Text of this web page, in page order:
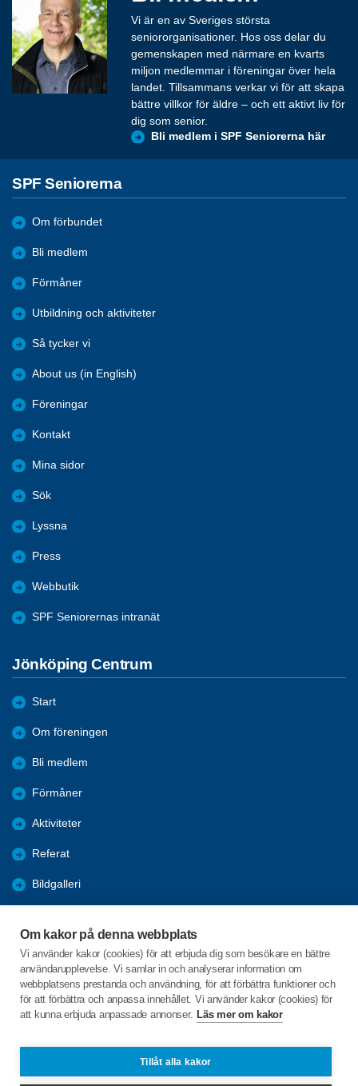
Om kakor på denna webbplats
Vi använder kakor (cookies) för att erbjuda dig som besökare en bättre
användarupplevelse. Vi samlar in och analyserar information om
webbplatsens prestanda och användning, för att förbättra funktioner och
för att förbättra och anpassa innehållet. Vi använder kakor (cookies) för
att kunna erbjuda anpassade annonser. Läs mer om kakor
Tillåt alla kakor
Vi är en av Sveriges största
seniororganisationer. Hos oss delar du
gemenskapen med närmare en kvarts
miljon medlemmar i föreningar över hela
landet. Tillsammans verkar vi för att skapa
bättre villkor för äldre – och ett aktivt liv för
dig som senior.
Bli medlem i SPF Seniorerna här
SPF Seniorerna
Om förbundet
Bli medlem
Förmåner
Utbildning och aktiviteter
Så tycker vi
About us (in English)
Föreningar
Kontakt
Mina sidor
Sök
Lyssna
Press
Webbutik
SPF Seniorernas intranät
Jönköping Centrum
Start
Om föreningen
Bli medlem
Förmåner
Aktiviteter
Referat
Bildgalleri
Engagera DIG i vår förening
C/o:Lennart Lööw